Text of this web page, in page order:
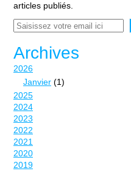
articles publiés.
Email
Archives
2026
Janvier (1)
2025
2024
2023
2022
2021
2020
2019